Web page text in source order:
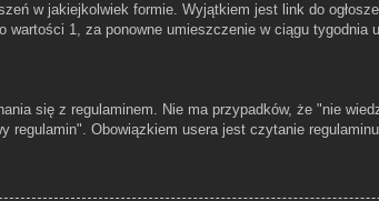
w jakiejkolwiek formie. Wyjątkiem jest link do
wartości 1, za ponowne umieszczenie w ciągu tygodnia
się z regulaminem. Nie ma przypadków, że "nie
regulamin". Obowiązkiem usera jest czytanie